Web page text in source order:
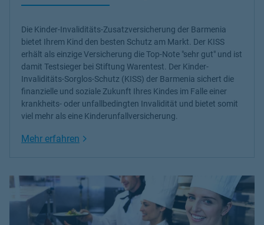
Die Kinder-Invaliditäts-Zusatzversicherung der Barmenia
bietet Ihrem Kind den besten Schutz am Markt. Der KISS
erhält als einzige Versicherung die Top-Note "sehr gut" und ist
damit Testsieger bei Stiftung Warentest. Der Kinder-
Invaliditäts-Sorglos-Schutz (KISS) der Barmenia sichert die
finanzielle und soziale Zukunft Ihres Kindes im Falle einer
krankheits- oder unfallbedingten Invalidität und bietet somit
viel mehr als eine Kinderunfallversicherung.
Mehr erfahren Link Opens in New Tab